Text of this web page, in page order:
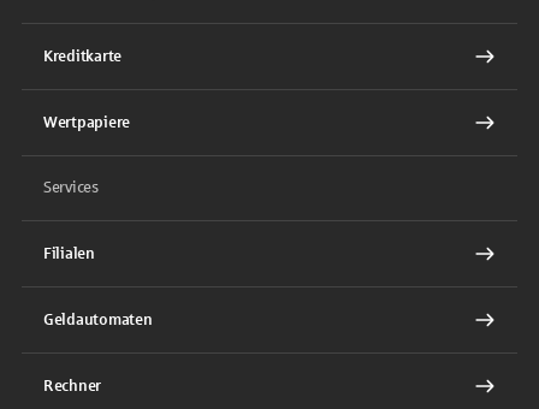
Kreditkarte
Wertpapiere
Services
Filialen
Geldautomaten
Rechner